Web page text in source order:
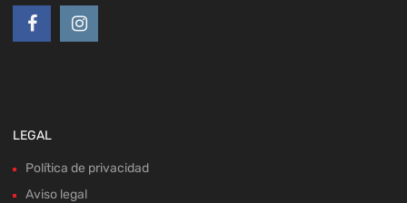
LEGAL
Política de privacidad
Aviso legal